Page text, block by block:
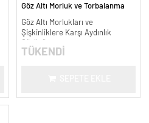
Göz Altı Morluk ve Torbalanma
Göz Altı Morlukları ve
Şişkinliklere Karşı Aydınlık
TÜKENDİ